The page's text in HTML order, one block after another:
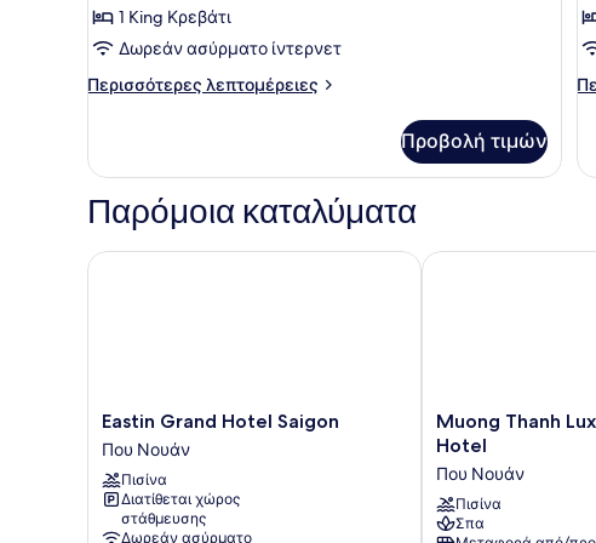
1 King Κρεβάτι
Δωρεάν ασύρματο ίντερνετ
Περισσότερες λεπτομέρειες
Περισσότερες
Σουίτα
Προβολή τιμών
Παρόμοια καταλύματα
Eastin
Grand
Hotel
Saigon
Που
Νουάν
Eastin Grand Hotel Saigon
Που Νουάν
Πισίνα
Διατίθεται χώρος
στάθμευσης
Δωρεάν ασύρματο
Eastin Grand Hotel Saigon
Muong
Thanh
Luxury
Saigon
Hotel
Που
Muong Thanh
Hotel
Που Νουάν
Πισίνα
Σπα
Muong Thanh